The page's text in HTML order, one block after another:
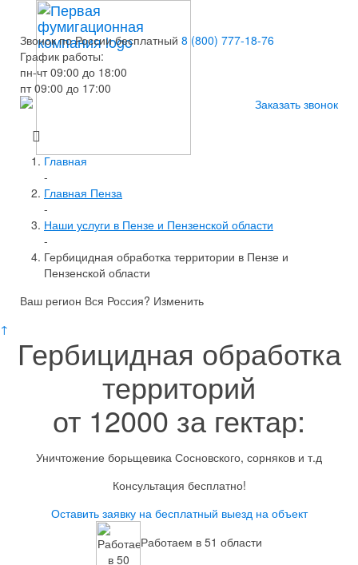
Звонок по России бесплатный 8 (800) 777-18-76
График работы:
пн-чт 09:00 до 18:00
пт 09:00 до 17:00
Заказать звонок
Главная
-
Главная Пенза
-
Наши услуги в Пензе и Пензенской области
-
Гербицидная обработка территории в Пензе и
Пензенской области
Ваш регион Вся Россия? Изменить
↑
Гербицидная обработка
территорий
от 12000 за гектар:
Уничтожение борьщевика Сосновского, сорняков и т.д
Консультация бесплатно!
Оставить заявку на бесплатный выезд на объект
Работаем в 51 области